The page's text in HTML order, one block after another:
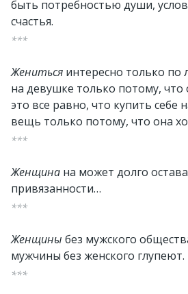
быть потребностью души,
счастья.
***
Жениться интересно только по
на девушке только потому, что
это все равно, что купить себе
вещь только потому, что она
***
Женщина на может долго
привязанности…
***
Женщины без мужского
мужчины без женского глупеют.
***